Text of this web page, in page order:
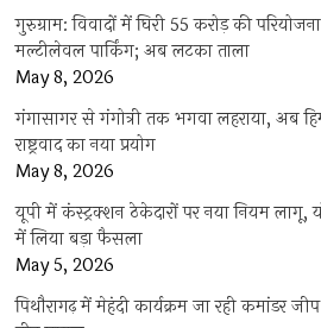
गुरुग्राम: विवादों में घिरी 55 करोड़ की
मल्टीलेवल पार्किंग; अब लटका ताला
May 8, 2026
गंगासागर से गंगोत्री तक भगवा लहराया, अब
राष्ट्रवाद का नया प्रयोग
May 8, 2026
यूपी में कंस्ट्रक्शन ठेकेदारों पर नया नियम
में लिया बड़ा फैसला
May 5, 2026
पिथौरागढ़ में मेहंदी कार्यक्रम जा रही कमांडर